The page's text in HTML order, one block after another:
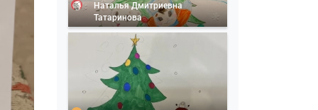
Наталья Дмитриевна
Татаринова